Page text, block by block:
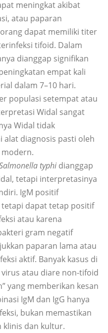
meningkat akibat
atau paparan
dapat memiliki titer
tifoid. Dalam
dianggap signifikan
empat kali
dalam 7–10 hari.
populasi setempat atau
Widal sangat
Widal tidak
alat diagnosis pasti oleh
typhi dianggap
tetapi interpretasinya
IgM positif
dapat tetap positif
atau karena
gram negatif
paparan lama atau
aktif. Banyak kasus di
atau diare non-tifoid
yang memberikan kesan
IgM dan IgG hanya
bukan memastikan
klinis dan kultur.